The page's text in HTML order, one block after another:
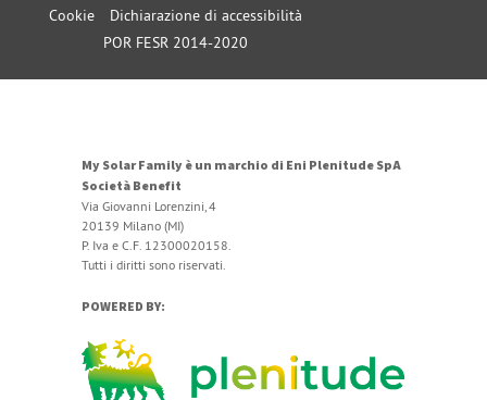
Cookie
Dichiarazione di accessibilità
POR FESR 2014-2020
My Solar Family è un marchio di Eni Plenitude SpA
Società Benefit
Via Giovanni Lorenzini, 4
20139 Milano (MI)
P. Iva e C.F. 12300020158.
Tutti i diritti sono riservati.
POWERED BY: